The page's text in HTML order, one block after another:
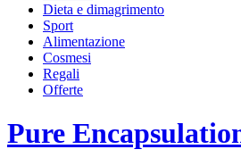
Dieta e dimagrimento
Sport
Alimentazione
Cosmesi
Regali
Offerte
Pure